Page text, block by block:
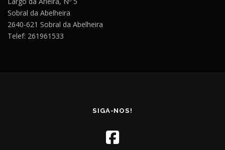
Sobral da Abelheira
2640-621 Sobral da Abelheira
Telef: 261961533
SIGA-NOS!